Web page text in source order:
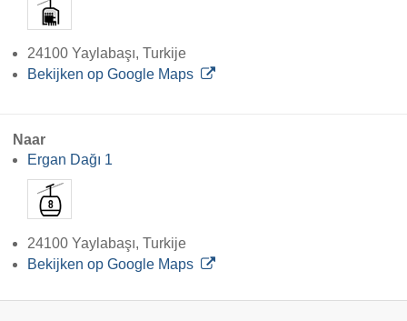
24100 Yaylabaşı, Turkije
Bekijken op Google Maps
Naar
Ergan Dağı 1
24100 Yaylabaşı, Turkije
Bekijken op Google Maps